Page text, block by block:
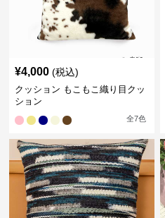
¥4,000 (税込)
クッション もこもこ織り目クッ
ション
全7色